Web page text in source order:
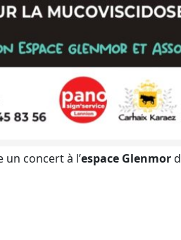
un concert à l’espace Glenmor